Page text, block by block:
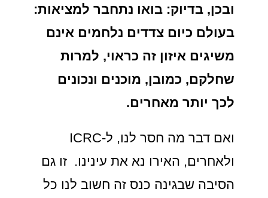
ובכן, בדיוק: בואו נתחבר למציאות:
בעולם כיום צדדים נלחמים אינם
משיגים איזון זה כראוי, למרות
שחלקם, כמובן, מוכנים ונכונים
לכך יותר מאחרים.
ואם דבר מה חסר לנו, ל-ICRC
ולאחרים, האירו נא את עינינו. זו גם
הסיבה שבגינה כנס זה חשוב לנו כל